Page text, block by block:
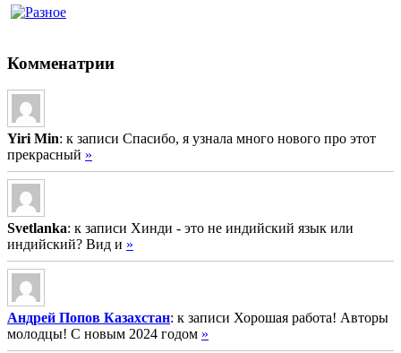
Комменатрии
Yiri Min: к записи Спасибо, я узнала много нового про этот
прекрасный »
Svetlanka: к записи Хинди - это не индийский язык или
индийский? Вид и »
Андрей Попов Казахстан: к записи Хорошая работа! Авторы
молодцы! С новым 2024 годом »